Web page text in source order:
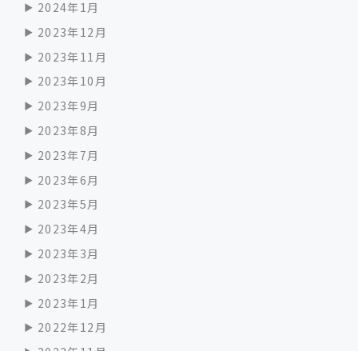
2024年1月
2023年12月
2023年11月
2023年10月
2023年9月
2023年8月
2023年7月
2023年6月
2023年5月
2023年4月
2023年3月
2023年2月
2023年1月
2022年12月